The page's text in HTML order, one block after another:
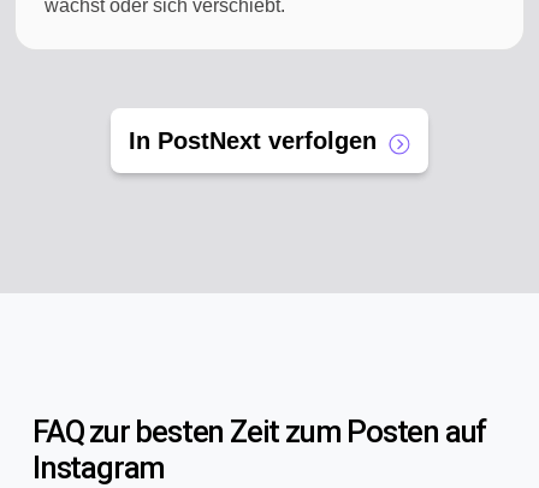
wächst oder sich verschiebt.
In PostNext verfolgen
FAQ zur besten Zeit zum Posten auf
Instagram